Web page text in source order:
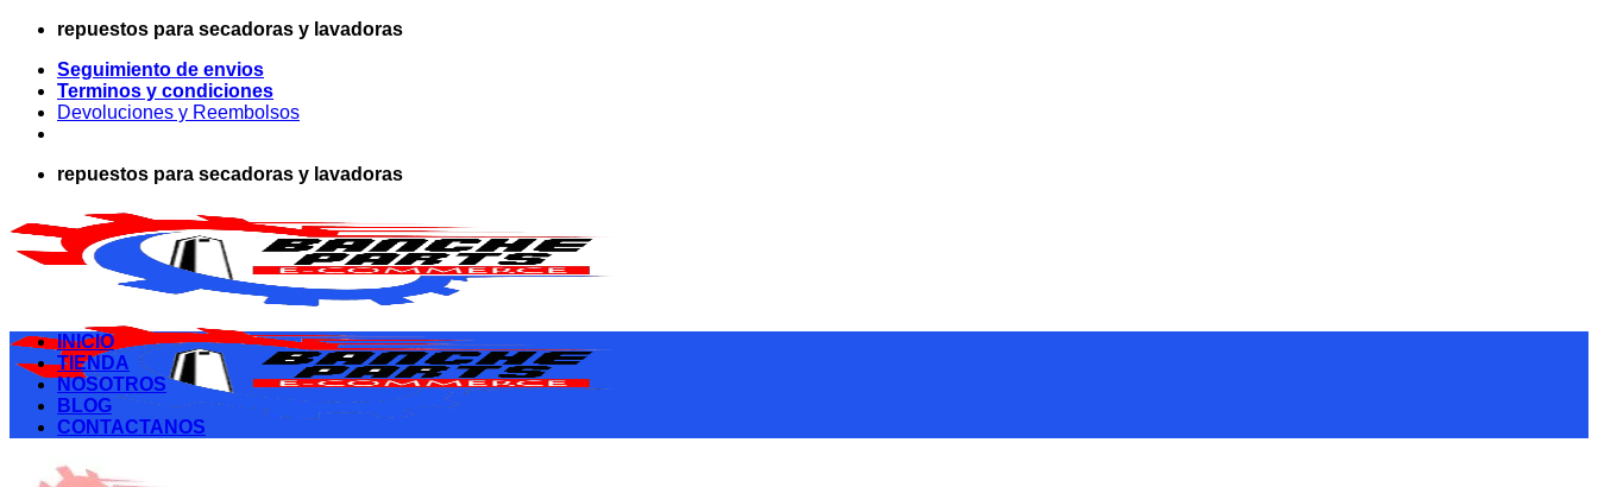
Saltar
contenido
repuestos para secadoras y lavadoras
Seguimiento de envios
Terminos y condiciones
Devoluciones y Reembolsos
repuestos para secadoras y lavadoras
INICIO
TIENDA
NOSOTROS
BLOG
CONTACTANOS